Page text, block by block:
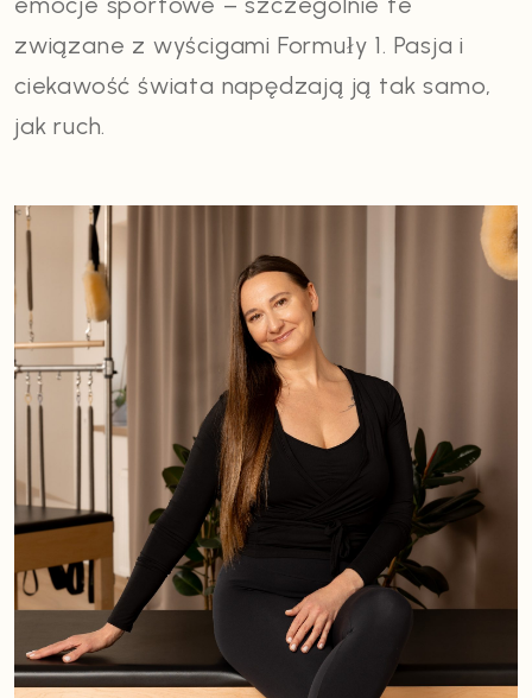
związane z wyścigami Formuły 1. Pasja i
ciekawość świata napędzają ją tak samo,
jak ruch.